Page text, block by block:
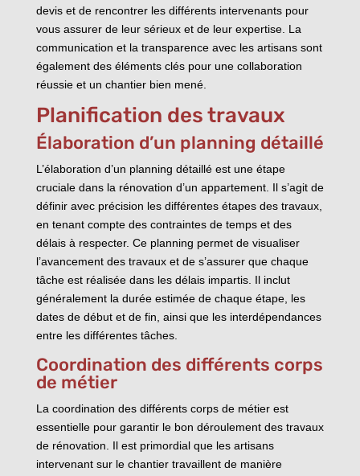
devis et de rencontrer les différents intervenants pour
vous assurer de leur sérieux et de leur expertise. La
communication et la transparence avec les artisans sont
également des éléments clés pour une collaboration
réussie et un chantier bien mené.
Planification des travaux
Élaboration d’un planning détaillé
L’élaboration d’un planning détaillé est une étape
cruciale dans la rénovation d’un appartement. Il s’agit de
définir avec précision les différentes étapes des travaux,
en tenant compte des contraintes de temps et des
délais à respecter. Ce planning permet de visualiser
l’avancement des travaux et de s’assurer que chaque
tâche est réalisée dans les délais impartis. Il inclut
généralement la durée estimée de chaque étape, les
dates de début et de fin, ainsi que les interdépendances
entre les différentes tâches.
Coordination des différents corps
de métier
La coordination des différents corps de métier est
essentielle pour garantir le bon déroulement des travaux
de rénovation. Il est primordial que les artisans
intervenant sur le chantier travaillent de manière